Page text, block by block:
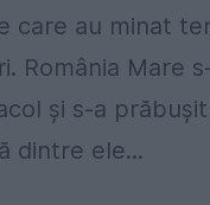
care au minat
România Mare
și s-a
dintre ele...